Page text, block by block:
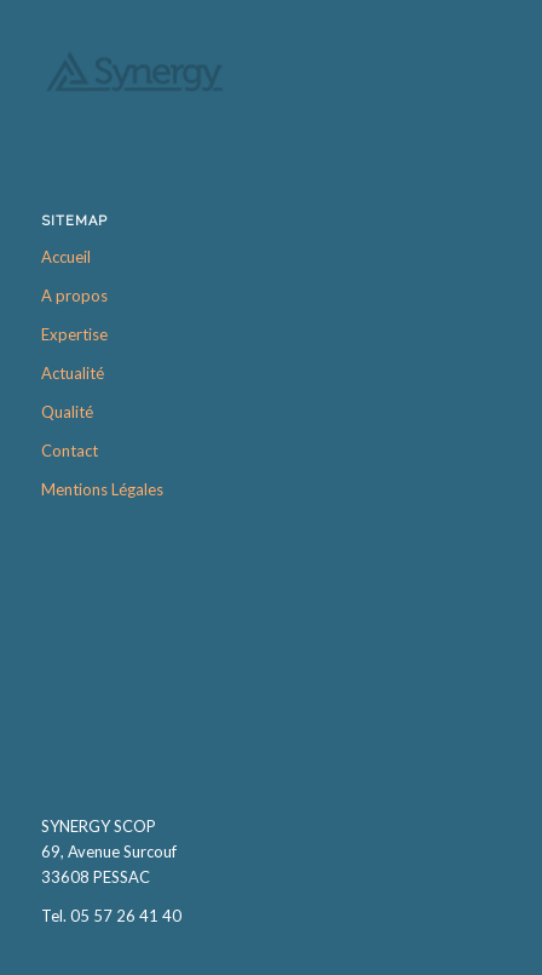
SITEMAP
Accueil
A propos
Expertise
Actualité
Qualité
Contact
Mentions Légales
SYNERGY SCOP
69, Avenue Surcouf
33608 PESSAC
Tel. 05 57 26 41 40